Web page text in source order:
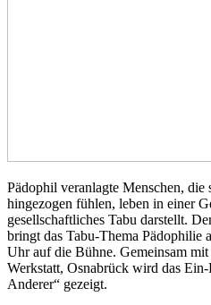
Pädophil veranlagte Menschen,
hingezogen fühlen, leben in einer
gesellschaftliches Tabu darstellt.
bringt das Tabu-Thema Pädophilie
Uhr auf die Bühne. Gemeinsam mit
Werkstatt, Osnabrück wird das
Anderer“ gezeigt.